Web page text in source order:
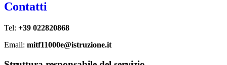
Contatti
Tel: +39 022820868
Email: mitf11000e@istruzione.it